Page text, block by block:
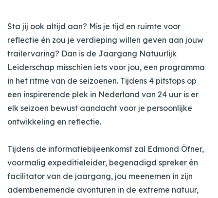
Sta jij ook altijd aan? Mis je tijd en ruimte voor
reflectie én zou je verdieping willen geven aan jouw
trailervaring? Dan is de Jaargang Natuurlijk
Leiderschap misschien iets voor jou, een programma
in het ritme van de seizoenen. Tijdens 4 pitstops op
een inspirerende plek in Nederland van 24 uur is er
elk seizoen bewust aandacht voor je persoonlijke
ontwikkeling en reflectie.
Tijdens de informatiebijeenkomst zal Edmond Öfner,
voormalig expeditieleider, begenadigd spreker én
facilitator van de jaargang, jou meenemen in zijn
adembenemende avonturen in de extreme natuur,